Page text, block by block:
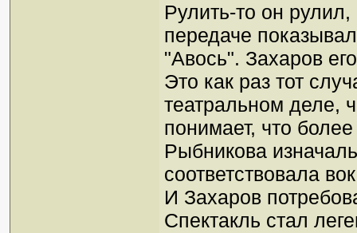
Рулить-то он
передаче
"Авось". Захаров
Это как раз тот
театральном деле,
понимает, что
Рыбникова
соответствовала
И Захаров
Спектакль стал